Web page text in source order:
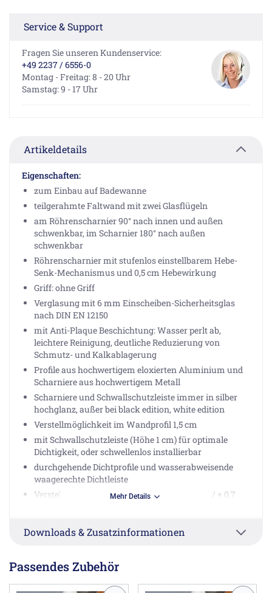
Service & Support
Fragen Sie unseren Kundenservice:
+49 2237 / 6556-0
Montag - Freitag: 8 - 20 Uhr
Samstag: 9 - 17 Uhr
Artikeldetails
Eigenschaften:
zum Einbau auf Badewanne
teilgerahmte Faltwand mit zwei Glasflügeln
am Röhrenscharnier 90° nach innen und außen
schwenkbar, im Scharnier 180° nach außen
schwenkbar
Röhrenscharnier mit stufenlos einstellbarem Hebe-
Senk-Mechanismus und 0,5 cm Hebewirkung
Griff: ohne Griff
Verglasung mit 6 mm Einscheiben-Sicherheitsglas
nach DIN EN 12150
mit Anti-Plaque Beschichtung: Wasser perlt ab,
leichtere Reinigung, deutliche Reduzierung von
Schmutz- und Kalkablagerung
Profile aus hochwertigem eloxierten Aluminium und
Scharniere aus hochwertigem Metall
Scharniere und Schwallschutzleiste immer in silber
hochglanz, außer bei black edition, white edition
Verstellmöglichkeit im Wandprofil 1,5 cm
mit Schwallschutzleiste (Höhe 1 cm) für optimale
Dichtigkeit, oder schwellenlos installierbar
durchgehende Dichtprofile und wasserabweisende
waagerechte Dichtleiste
Verstellbereich: 1,5 cm (= Bestellmaß - 0,8 cm / + 0,7
Höhe: bis 150 cm (Maßanfertigung)
Montagezustand: teilmontiert
Abdichtung nach DIN 14428
Mehr Details
Downloads & Zusatzinformationen
Passendes Zubehör